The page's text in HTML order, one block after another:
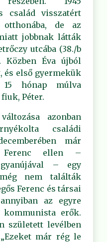
család visszatért
de az
jobbnak látták
utcába (38./b
Közben Éva újból
és első gyermekük
15 hónap múlva
Péter.
azonban
családi
már
Ferenc ellen –
– egy
nem találták
Ferenc és társai
az egyre
erők.
született levélben
már rég le